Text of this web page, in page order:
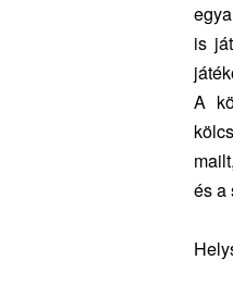
is
A
és a